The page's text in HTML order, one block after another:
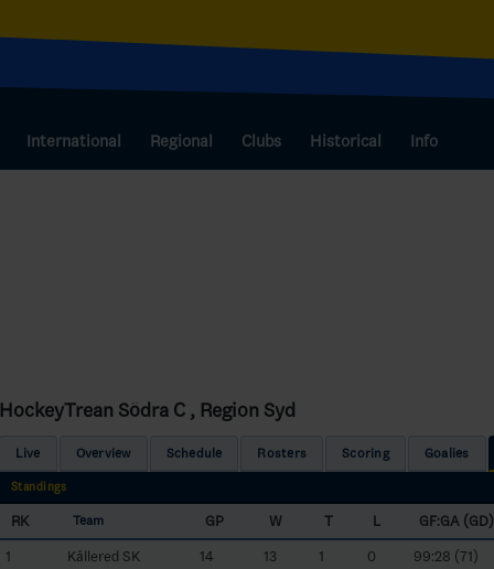
International Regional Clubs Historical Info
HockeyTrean Södra C , Region Syd
Live Overview Schedule Rosters Scoring Goalies
Standings
RK Team GP W T L GF:GA (GD)
1
Kållered SK 14 13 1 0 99:28 (71)